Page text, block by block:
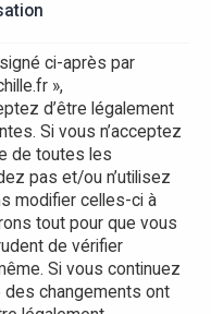
ci-après par
»,
d’être légalement
Si vous n’acceptez
de toutes les
pas et/ou n’utilisez
modifier celles-ci à
tout pour que vous
de vérifier
Si vous continuez
des changements ont